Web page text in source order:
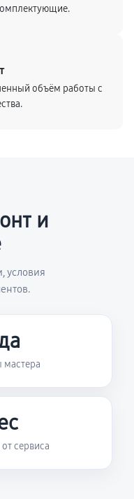
объём работы с
и
условия
мастера
сервиса